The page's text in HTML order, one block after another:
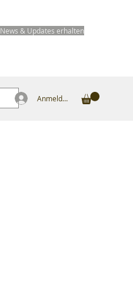
News & Updates erhalten
Anmelden